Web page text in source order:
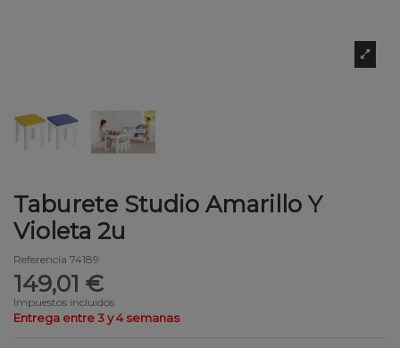
Taburete Studio Amarillo Y
Violeta 2u
Referencia 74189
149,01 €
Impuestos incluidos
Entrega entre 3 y 4 semanas